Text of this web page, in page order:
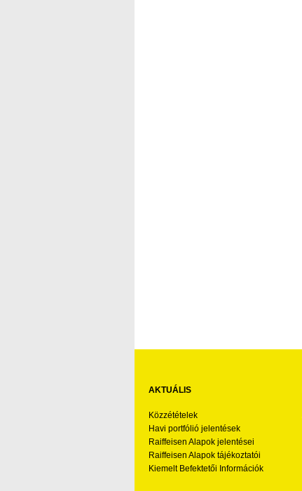
AKTUÁLIS
Közzétételek
Havi portfólió jelentések
Raiffeisen Alapok jelentései
Raiffeisen Alapok tájékoztatói
Kiemelt Befektetői Információk